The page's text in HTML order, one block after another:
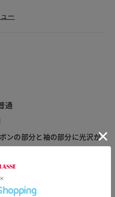
ー
通
ンの部分と袖の部分に光沢が